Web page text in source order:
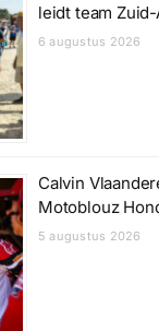
leidt team
6 augustus 2026
Calvin
Motoblouz
5 augustus 2026